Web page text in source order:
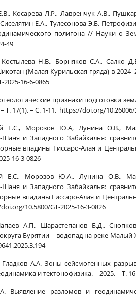
Косарева Л.Р., Лавренчук А.В.,
Е.А., Тулесонова Э.Б.
полигона // Науки о
49
Костылева Н.В., Борняков С.А.,
(Малая Курильская гряда) в
16-6-0865
признаки подготовки
Т. 17(1). – С. 1-11. https://doi.org/10.26006/
Е.С., Морозов Ю.А, Лунина О.В.,
и Западного Забайкалья:
впадины Гиссаро-Алая и
16-3-0826
Е.С., Морозов Ю.А., Лунина О.В.,
и Западного Забайкалья:
впадины Гиссаро-Алая и
10.5800/GT-2025-16-3-0826
А.П., Шарастепанов Б.Д.,
Бурятии – водопад на реке
А.А. Зоны сейсмогенных
и тектонофизика. – 2025. – Т.
Выявление разломов и